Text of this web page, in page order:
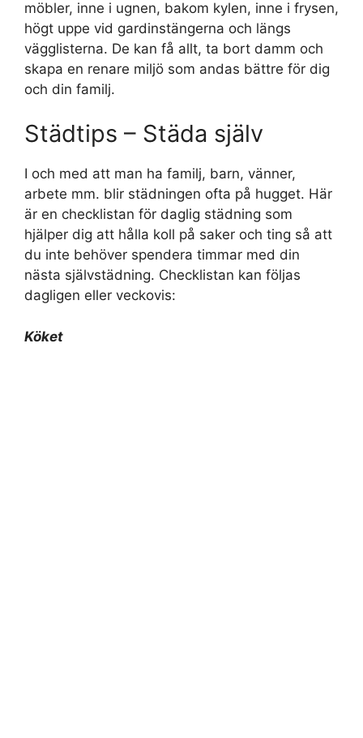
möbler, inne i ugnen, bakom kylen, inne i frysen,
högt uppe vid gardinstängerna och längs
vägglisterna. De kan få allt, ta bort damm och
skapa en renare miljö som andas bättre för dig
och din familj.
Städtips – Städa själv
I och med att man ha familj, barn, vänner,
arbete mm. blir städningen ofta på hugget. Här
är en checklistan för daglig städning som
hjälper dig att hålla koll på saker och ting så att
du inte behöver spendera timmar med din
nästa självstädning. Checklistan kan följas
dagligen eller veckovis:
Köket